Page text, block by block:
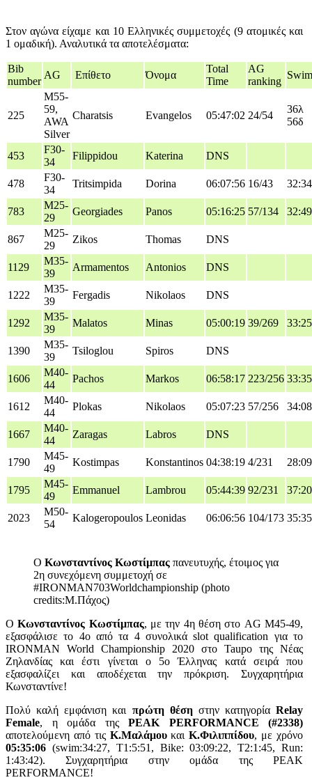
Στον αγώνα είχαμε και 10 Ελληνικές συμμετοχές (9 ατομικές και
1 ομαδική). Αναλυτικά τα αποτελέσματα:
Bib
number
AG Επίθετο Όνομα
Total
Time
AG
ranking
Swim
225
M55-
59,
AWA
Silver
Charatsis Evangelos 05:47:02 24/54
36λ
56δ
453
F30-
34
Filippidou Katerina DNS
478
F30-
34
Tritsimpida Dorina 06:07:56 16/43 32:34
783
M25-
29
Georgiades Panos 05:16:25 57/134 32:49
867
M25-
29
Zikos Thomas DNS
1129
M35-
39
Armamentos Antonios DNS
1222
M35-
39
Fergadis Nikolaos DNS
1292
M35-
39
Malatos Minas 05:00:19 39/269 33:25
1390
M35-
39
Tsiloglou Spiros DNS
1606
M40-
44
Pachos Markos 06:58:17 223/256 33:35
1612
M40-
44
Plokas Nikolaos 05:07:23 57/256 34:08
1667
M40-
44
Zaragas Labros DNS
1790
M45-
49
Kostimpas Konstantinos 04:38:19 4/231 28:09
1795
M45-
49
Emmanuel Lambrou 05:44:39 92/231 37:20
2023
M50-
54
Kalogeropoulos Leonidas 06:06:56 104/173 35:35
Ο Κωνσταντίνος Κωστίμπας πανευτυχής, έτοιμος για
2η συνεχόμενη συμμετοχή σε
#IRONMAN703Worldchampionship (photo
credits:Μ.Πάχος)
OΚωνσταντίνος Κωστίμπας, με την 4η θέση στο AG M45-49,
εξασφάλισε το 4ο από τα 4 συνολικά slot qualification για το
IRONMAN World Championship 2020 στο Taupo της Νέας
Ζηλανδίας και έστι γίνεται ο 5ο Έλληνας κατά σειρά που
εξασφαλίζει και αποδέχεται την πρόκριση. Συγχαρητήρια
Κωνσταντίνε!
Πολύ καλή εμφάνιση και πρώτη θέσηστην κατηγορία Relay
Female, η ομάδα της PEAK PERFORMANCE (#2338)
αποτελούμενη από τις K.ΜαλάμουκαιΚ.Φιλιππίδου, με χρόνο
05:35:06 (swim:34:27, T1:5:51, Bike: 03:09:22, T2:1:45, Run:
1:43:42). Συγχαρητήρια στην ομάδα της PEAK
PERFORMANCE!